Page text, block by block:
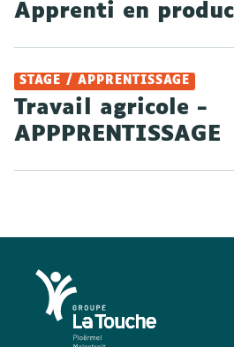
Apprenti en
STAGE / APPRENTISSAGE
Travail agricole -
APPPRENTISSAGE